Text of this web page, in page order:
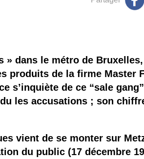
des OGM ?
dans le métro de
produits de la firme Master
s’inquiète de ce “sale
les accusations ; son
vient de se monter sur
du public (17 décembre